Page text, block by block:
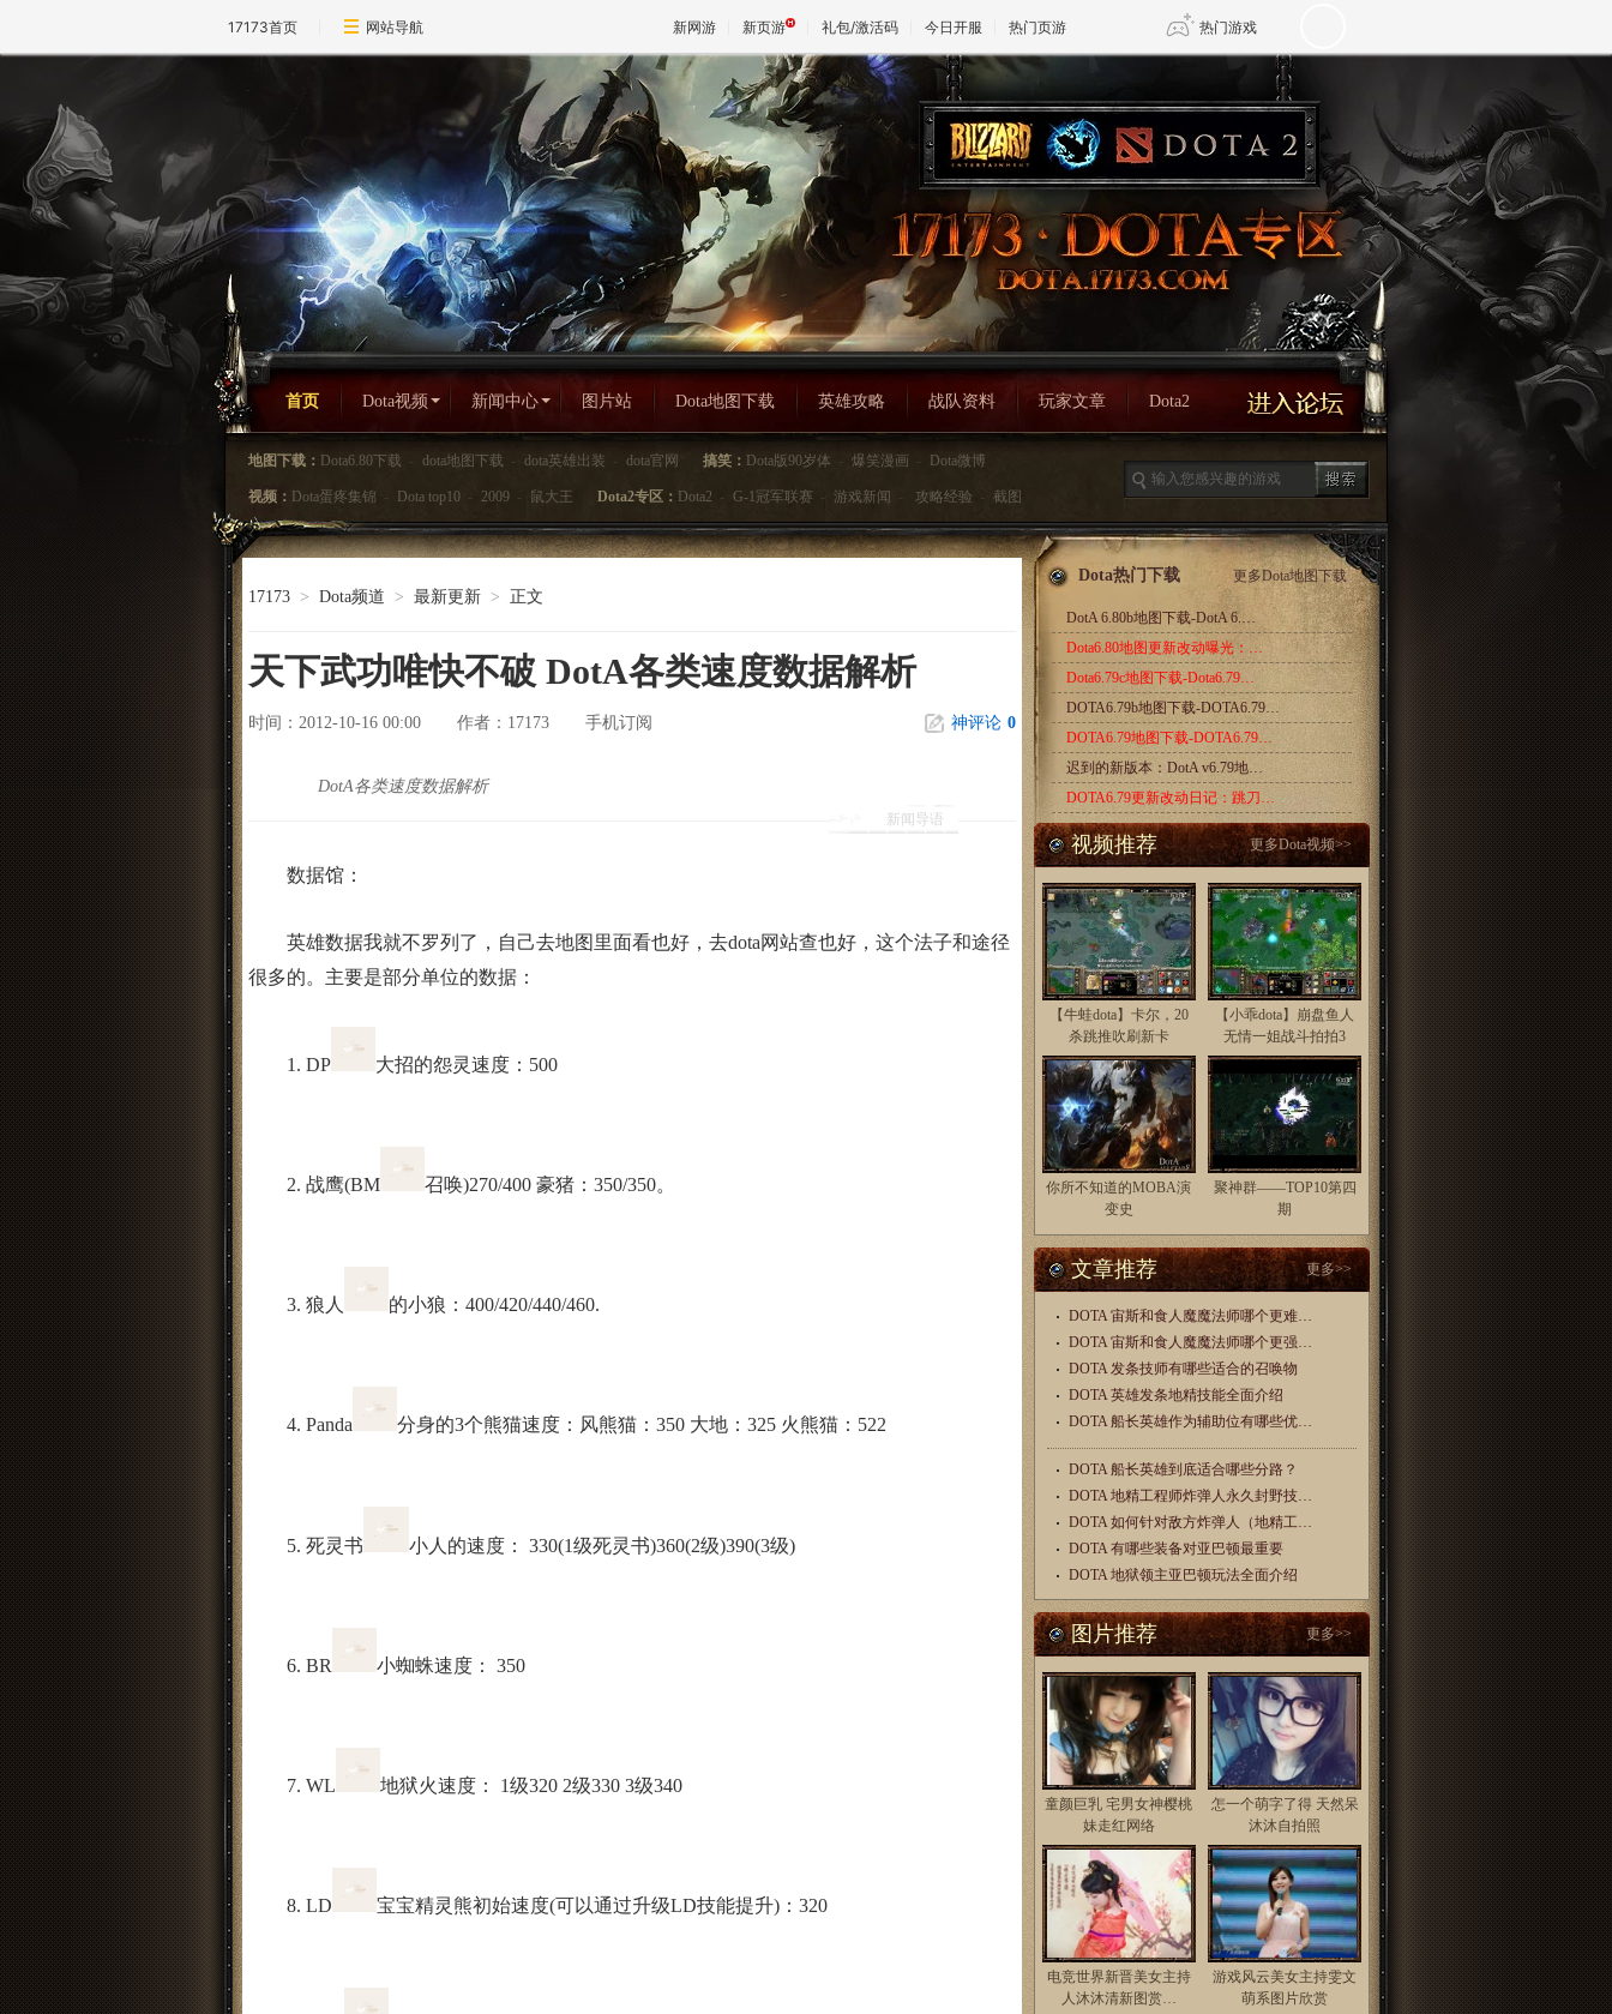
17173首页 网站导航 新网游 新页游 礼包/激活码 今日开服 热门页游 热门游戏
魔兽 DNF 传奇4
天堂 剑网3旗舰版 新天龙八部
王权与自由 诛仙世界 新仙侠5
首页 Dota视频 新闻中心 图片站 Dota地图下载 英雄攻略 战队资料 玩家文章 Dota2
地图下载： Dota6.80下载 - dota地图下载 - dota英雄出装 - dota官网 搞笑： Dota版90岁体 - 爆笑漫画 - Dota微博
视频： Dota蛋疼集锦 - Dota top10 - 2009 - 鼠大王 Dota2专区： Dota2 - G-1冠军联赛 - 游戏新闻 - 攻略经验 - 截图
17173 > Dota频道 > 最新更新 > 正文
天下武功唯快不破 DotA各类速度数据解析
时间：2012-10-16 00:00 作者： 17173 手机订阅 神评论 0
新闻导语
DotA各类速度数据解析
数据馆：
英雄数据我就不罗列了，自己去地图里面看也好，去dota网站查也好，这个法子和途径
很多的。主要是部分单位的数据：
1. DP 大招的怨灵速度：500
2. 战鹰(BM 召唤)270/400 豪猪：350/350。
3. 狼人 的小狼：400/420/440/460.
4. Panda 分身的3个熊猫速度：风熊猫：350 大地：325 火熊猫：522
5. 死灵书 小人的速度： 330(1级死灵书)360(2级)390(3级)
6. BR 小蜘蛛速度： 350
7. WL 地狱火速度： 1级320 2级330 3级340
8. LD 宝宝精灵熊初始速度(可以通过升级LD技能提升)：320
Dota热门下载 更多Dota地图下载
DotA 6.80b地图下载-DotA 6.…
Dota6.80地图更新改动曝光：…
Dota6.79c地图下载-Dota6.79…
DOTA6.79b地图下载-DOTA6.79…
DOTA6.79地图下载-DOTA6.79…
迟到的新版本：DotA v6.79地…
DOTA6.79更新改动日记：跳刀…
视频推荐 更多Dota视频>>
【牛蛙dota】卡尔，20
杀跳推吹刷新卡
【小乖dota】崩盘鱼人
无情一姐战斗拍拍3
你所不知道的MOBA演
变史
聚神群——TOP10第四
期
文章推荐 更多>>
DOTA 宙斯和食人魔魔法师哪个更难…
DOTA 宙斯和食人魔魔法师哪个更强…
DOTA 发条技师有哪些适合的召唤物
DOTA 英雄发条地精技能全面介绍
DOTA 船长英雄作为辅助位有哪些优…
DOTA 船长英雄到底适合哪些分路？
DOTA 地精工程师炸弹人永久封野技…
DOTA 如何针对敌方炸弹人（地精工…
DOTA 有哪些装备对亚巴顿最重要
DOTA 地狱领主亚巴顿玩法全面介绍
图片推荐 更多>>
童颜巨乳 宅男女神樱桃
妹走红网络
怎一个萌字了得 天然呆
沐沐自拍照
电竞世界新晋美女主持
人沐沐清新图赏…
游戏风云美女主持雯文
萌系图片欣赏